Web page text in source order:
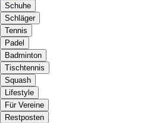
Schuhe
Schläger
Tennis
Padel
Badminton
Tischtennis
Squash
Lifestyle
Für Vereine
Restposten